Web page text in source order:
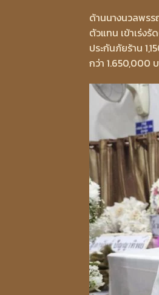
ด้านนางนวลพรร
ตัวแทน เข้าเร่ง
ประกันภัยร้าน
กว่า 1.650,000